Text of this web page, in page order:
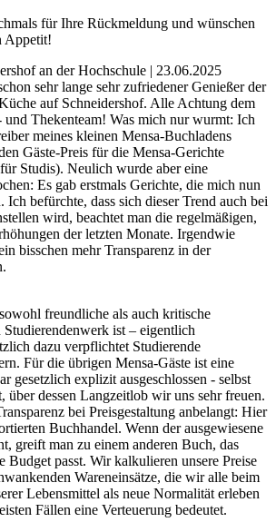
für Ihre Rückmeldung und wünschen
Appetit!
an der Hochschule | 23.06.2025
sehr lange sehr zufriedener Genießer der
auf Schneidershof. Alle Achtung dem
Thekenteam! Was mich nur wurmt: Ich
meines kleinen Mensa-Buchladens
Gäste-Preis für die Mensa-Gerichte
Studis). Neulich wurde aber eine
Es gab erstmals Gerichte, die mich nun
Ich befürchte, dass sich dieser Trend auch bei
wird, beachtet man die regelmäßigen,
der letzten Monate. Irgendwie
bisschen mehr Transparenz in der
freundliche als auch kritische
ist – eigentlich
dazu verpflichtet Studierende
Für die übrigen Mensa-Gäste ist eine
gesetzlich explizit ausgeschlossen - selbst
über dessen Langzeitlob wir uns sehr freuen.
bei Preisgestaltung anbelangt: Hier
Buchhandel. Wenn der ausgewiesene
greift man zu einem anderen Buch, das
Budget passt. Wir kalkulieren unsere Preise
Wareneinsätze, die wir alle beim
Lebensmittel als neue Normalität erleben
Fällen eine Verteuerung bedeutet.